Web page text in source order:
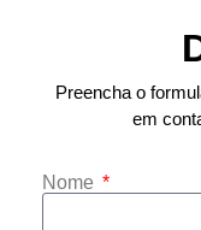
Preencha o
em
Nome